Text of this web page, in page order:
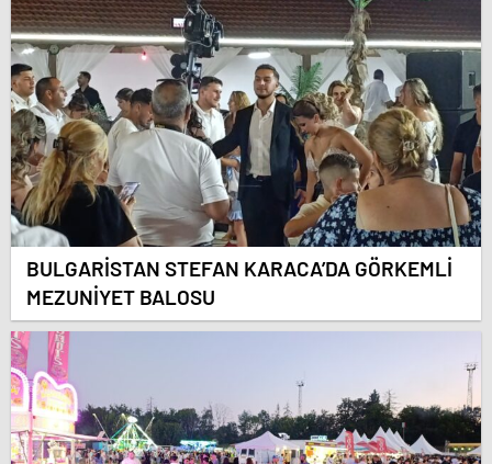
BULGARİSTAN STEFAN KARACA’DA GÖRKEMLİ
MEZUNİYET BALOSU